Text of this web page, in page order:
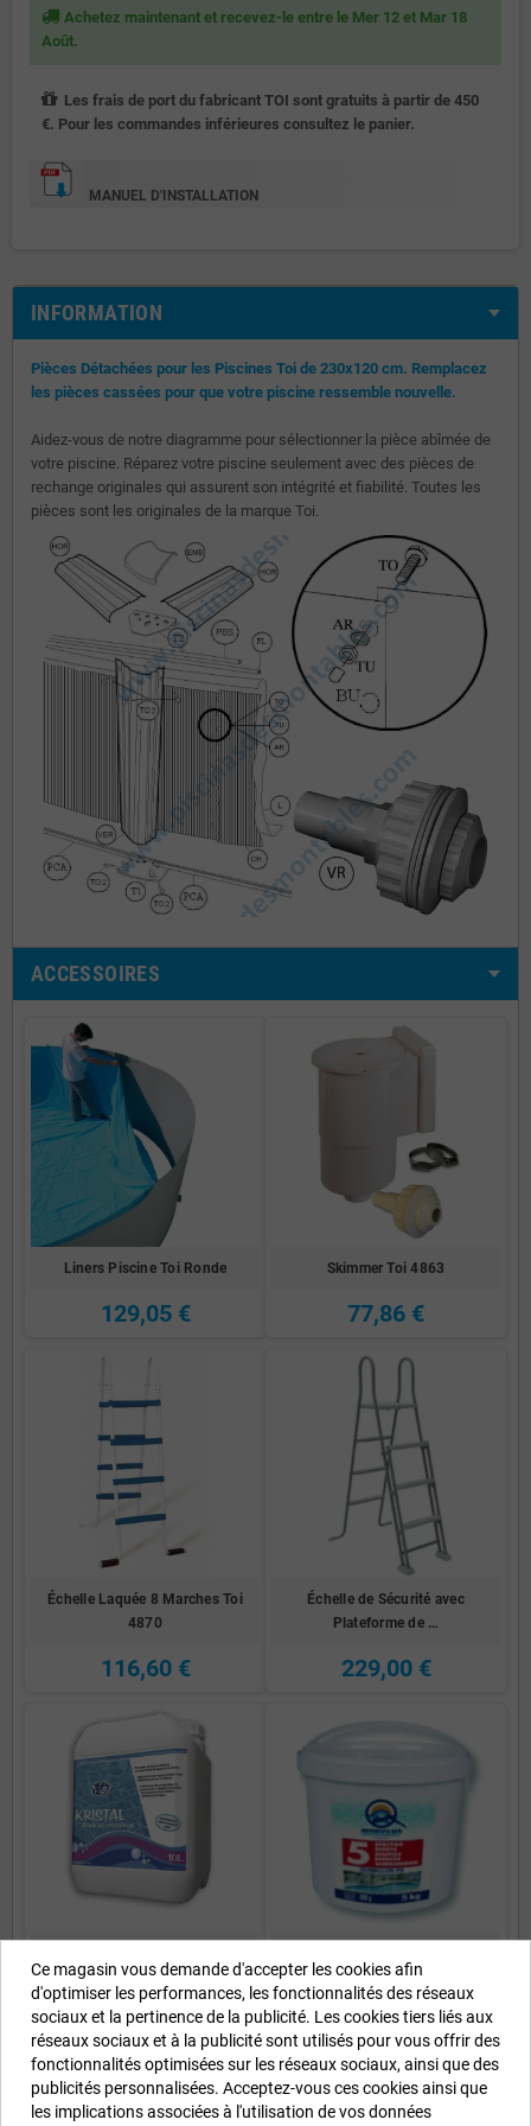
Achetez maintenant et recevez-le entre le Mer 12 et Mar 18
Août.
Les frais de port du fabricant TOI sont gratuits à partir de 450
€. Pour les commandes inférieures consultez le panier.
MANUEL D'INSTALLATION
INFORMATION
Pièces Détachées pour les Piscines Toi de 230x120 cm. Remplacez
les pièces cassées pour que votre piscine ressemble nouvelle.
Aidez-vous de notre diagramme pour sélectionner la pièce abîmée de
votre piscine. Réparez votre piscine seulement avec des pièces de
rechange originales qui assurent son intégrité et fiabilité. Toutes les
pièces sont les originales de la marque Toi.
ACCESSOIRES
Liners Piscine Toi Ronde
129,05 €
Skimmer Toi 4863
77,86 €
Échelle Laquée 8 Marches Toi
4870
116,60 €
Échelle de Sécurité avec
Plateforme de …
229,00 €
Krist…
56,22 €
60,22 €
Ce magasin vous demande d'accepter les cookies afin
d'optimiser les performances, les fonctionnalités des réseaux
sociaux et la pertinence de la publicité. Les cookies tiers liés aux
réseaux sociaux et à la publicité sont utilisés pour vous offrir des
fonctionnalités optimisées sur les réseaux sociaux, ainsi que des
publicités personnalisées. Acceptez-vous ces cookies ainsi que
les implications associées à l'utilisation de vos données